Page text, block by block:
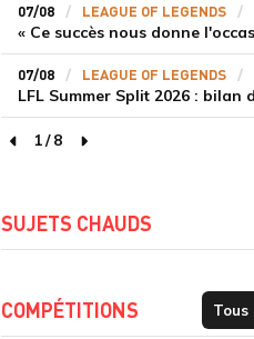
07/08 LEAGUE OF LEGENDS
07/08 LEAGUE OF LEGENDS
page précédente
1/8
page suivante
SUJETS CHAUDS
COMPÉTITIONS